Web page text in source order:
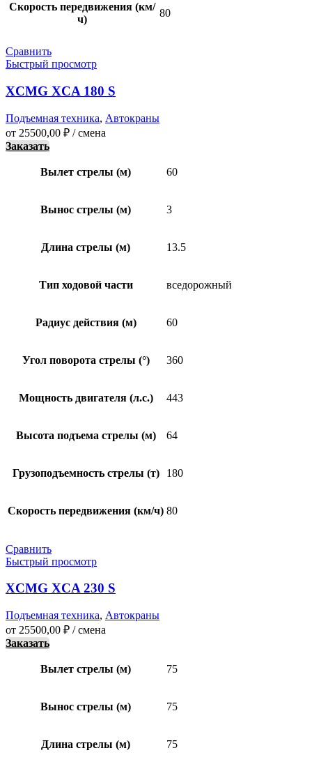
Скорость передвижения (км/
ч)
80
Сравнить
Быстрый просмотр
XCMG XCA 180 S
Подъемная техника, Автокраны
от 25500,00 ₽ / смена
Заказать
Вылет стрелы (м) 60
Вынос стрелы (м) 3
Длина стрелы (м) 13.5
Тип ходовой части вседорожный
Радиус действия (м) 60
Угол поворота стрелы (°) 360
Мощность двигателя (л.с.) 443
Высота подъема стрелы (м) 64
Грузоподъемность стрелы (т) 180
Скорость передвижения (км/ч) 80
Сравнить
Быстрый просмотр
XCMG XCA 230 S
Подъемная техника, Автокраны
от 25500,00 ₽ / смена
Заказать
Вылет стрелы (м) 75
Вынос стрелы (м) 75
Длина стрелы (м) 75